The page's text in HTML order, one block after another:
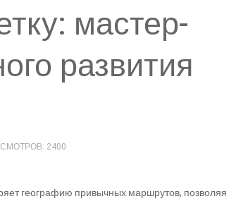
мастер-
развития
2400
географию привычных маршрутов, позволяя